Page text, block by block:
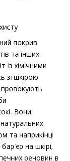
покрив
та інших
із хімічними
зі шкірою
Вони
та наприкінці
на шкірі,
речовин в